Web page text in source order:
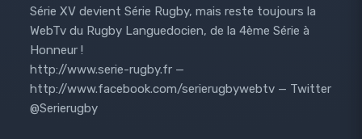
Série XV devient Série Rugby, mais reste toujours la
WebTv du Rugby Languedocien, de la 4ème Série à
Honneur !
http://www.serie-rugby.fr —
http://www.facebook.com/serierugbywebtv — Twitter
@Serierugby